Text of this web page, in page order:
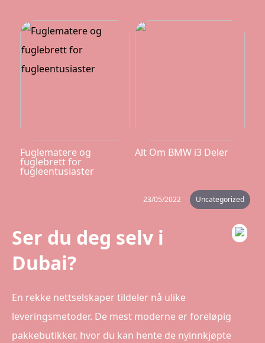
Fuglematere og
fuglebrett for
fugleentusiaster
Alt Om BMW i3 Deler
23/05/2022 Uncategorized
Ser du deg selv i
Dubai?
En rekke nettselskaper tildeler nå ulike
leveringsmetoder. De mest moderne er foreløpig
pakkebutikker, hvor du kan hente de nyinnkjøpte